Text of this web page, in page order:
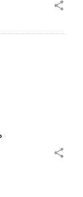
share
share